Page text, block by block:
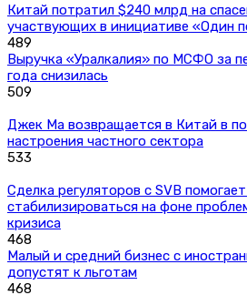
Китай потратил $240 млрд на
участвующих в инициативе «Один
489
Выручка «Уралкалия» по МСФО за
года снизилась
509
Джек Ма возвращается в Китай в
настроения частного сектора
533
Сделка регуляторов с SVB
стабилизироваться на фоне
кризиса
468
Малый и средний бизнес с
допустят к льготам
468